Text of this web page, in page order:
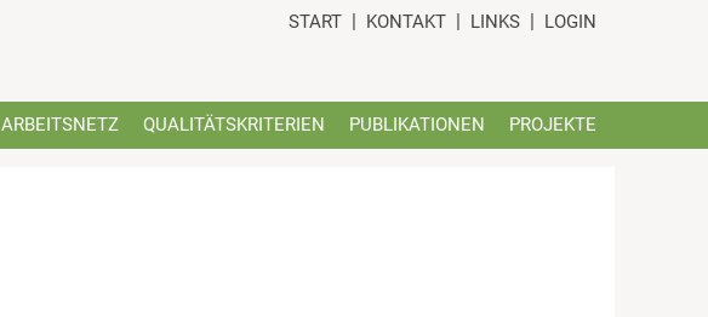
START KONTAKT LINKS LOGIN
ARBEITSNETZ QUALITÄTSKRITERIEN PUBLIKATIONEN PROJEKTE